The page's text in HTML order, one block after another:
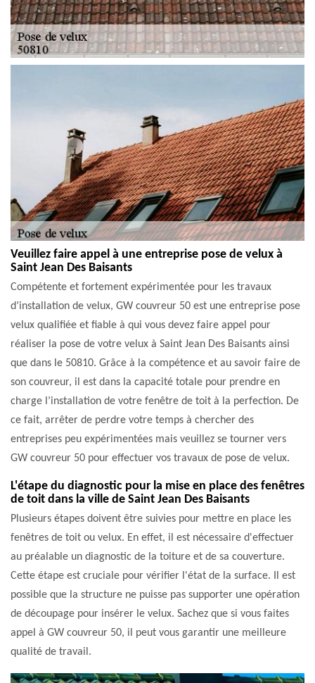
Veuillez faire appel à une entreprise pose de velux à
Saint Jean Des Baisants
Compétente et fortement expérimentée pour les travaux
d’installation de velux, GW couvreur 50 est une entreprise pose
velux qualifiée et fiable à qui vous devez faire appel pour
réaliser la pose de votre velux à Saint Jean Des Baisants ainsi
que dans le 50810. Grâce à la compétence et au savoir faire de
son couvreur, il est dans la capacité totale pour prendre en
charge l’installation de votre fenêtre de toit à la perfection. De
ce fait, arrêter de perdre votre temps à chercher des
entreprises peu expérimentées mais veuillez se tourner vers
GW couvreur 50 pour effectuer vos travaux de pose de velux.
L'étape du diagnostic pour la mise en place des fenêtres
de toit dans la ville de Saint Jean Des Baisants
Plusieurs étapes doivent être suivies pour mettre en place les
fenêtres de toit ou velux. En effet, il est nécessaire d'effectuer
au préalable un diagnostic de la toiture et de sa couverture.
Cette étape est cruciale pour vérifier l'état de la surface. Il est
possible que la structure ne puisse pas supporter une opération
de découpage pour insérer le velux. Sachez que si vous faites
appel à GW couvreur 50, il peut vous garantir une meilleure
qualité de travail.